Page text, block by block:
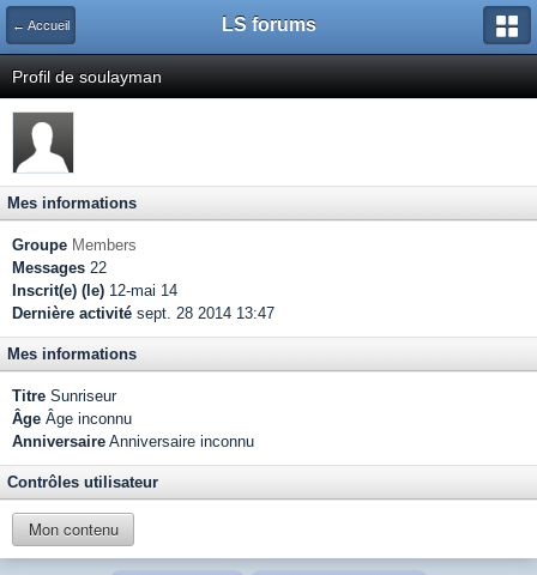
← Accueil LS forums
Profil de soulayman
Mes informations
Groupe Members
Messages 22
Inscrit(e) (le) 12-mai 14
Dernière activité sept. 28 2014 13:47
Mes informations
Titre Sunriseur
Âge Âge inconnu
Anniversaire Anniversaire inconnu
Contrôles utilisateur
Mon contenu